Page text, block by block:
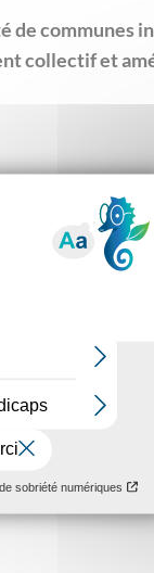
de communes
collectif et
actualisée,
travaux
de